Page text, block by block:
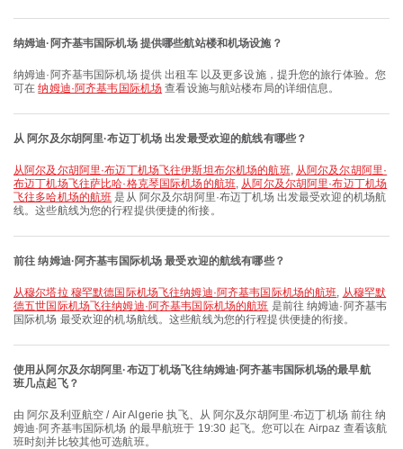
纳姆迪·阿齐基韦国际机场 提供哪些航站楼和机场设施？
纳姆迪·阿齐基韦国际机场 提供 出租车 以及更多设施，提升您的旅行体验。您
可在纳姆迪·阿齐基韦国际机场 查看设施与航站楼布局的详细信息。
从 阿尔及尔胡阿里·布迈丁机场 出发最受欢迎的航线有哪些？
从阿尔及尔胡阿里·布迈丁机场飞往伊斯坦布尔机场的航班, 从阿尔及尔胡阿里·
布迈丁机场飞往萨比哈·格克琴国际机场的航班, 从阿尔及尔胡阿里·布迈丁机场
飞往多哈机场的航班 是从 阿尔及尔胡阿里·布迈丁机场 出发最受欢迎的机场航
线。这些航线为您的行程提供便捷的衔接。
前往 纳姆迪·阿齐基韦国际机场 最受欢迎的航线有哪些？
从穆尔塔拉 穆罕默德国际机场飞往纳姆迪·阿齐基韦国际机场的航班, 从穆罕默
德五世国际机场飞往纳姆迪·阿齐基韦国际机场的航班 是前往 纳姆迪·阿齐基韦
国际机场 最受欢迎的机场航线。这些航线为您的行程提供便捷的衔接。
使用从阿尔及尔胡阿里·布迈丁机场飞往纳姆迪·阿齐基韦国际机场的最早航
班几点起飞？
由 阿尔及利亚航空 / Air Algerie 执飞、从 阿尔及尔胡阿里·布迈丁机场 前往 纳
姆迪·阿齐基韦国际机场 的最早航班于 19:30 起飞。您可以在 Airpaz 查看该航
班时刻并比较其他可选航班。